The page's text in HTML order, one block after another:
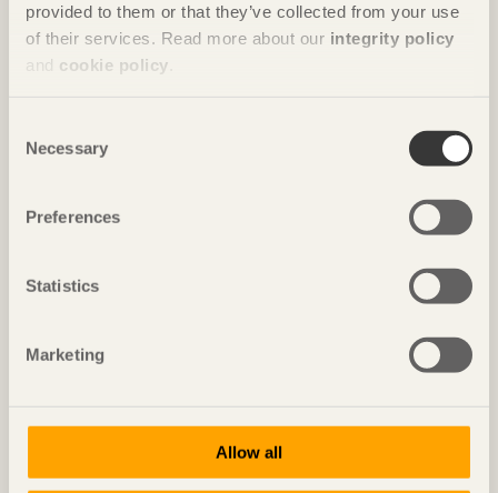
provided to them or that they’ve collected from your use
of their services. Read more about our integrity policy
and cookie policy
Selection
Necessary
Preferences
Statistics
Marketing
Allow all
NOTERAT
Gästhus ger by nytt liv
Ateljé Grytnäspå Lisö, Sverige avIn Praise of Shadows